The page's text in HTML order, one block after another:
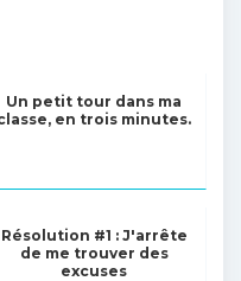
Un petit tour dans ma
en trois minutes.
Résolution #1 : J'arrête
de me trouver des
excuses